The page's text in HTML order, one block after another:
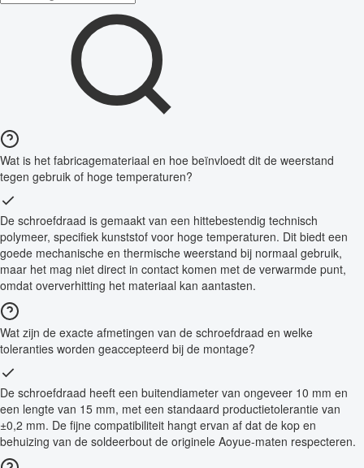
Wat is het fabricagemateriaal en hoe beïnvloedt dit de weerstand
tegen gebruik of hoge temperaturen?
De schroefdraad is gemaakt van een hittebestendig technisch
polymeer, specifiek kunststof voor hoge temperaturen. Dit biedt een
goede mechanische en thermische weerstand bij normaal gebruik,
maar het mag niet direct in contact komen met de verwarmde punt,
omdat oververhitting het materiaal kan aantasten.
Wat zijn de exacte afmetingen van de schroefdraad en welke
toleranties worden geaccepteerd bij de montage?
De schroefdraad heeft een buitendiameter van ongeveer 10 mm en
een lengte van 15 mm, met een standaard productietolerantie van
±0,2 mm. De fijne compatibiliteit hangt ervan af dat de kop en
behuizing van de soldeerbout de originele Aoyue-maten respecteren.